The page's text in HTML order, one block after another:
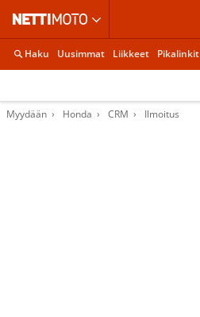
Haku Uusimmat Liikkeet Pikalinkit
Myydään Honda CRM Ilmoitus